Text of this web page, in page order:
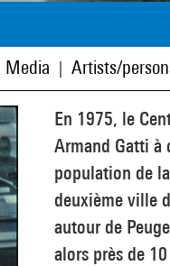
Media Artists/
En 1975, le
Armand Gatti à
population de
deuxième ville
autour de
alors près de